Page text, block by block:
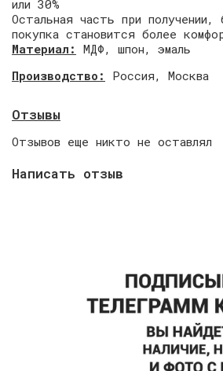
или 30%
Остальная часть при получении,
покупка становится более
Материал: МДФ, шпон, эмаль
Производство:
Россия, Москва
Отзывы
Отзывов еще никто не оставлял
Написать отзыв